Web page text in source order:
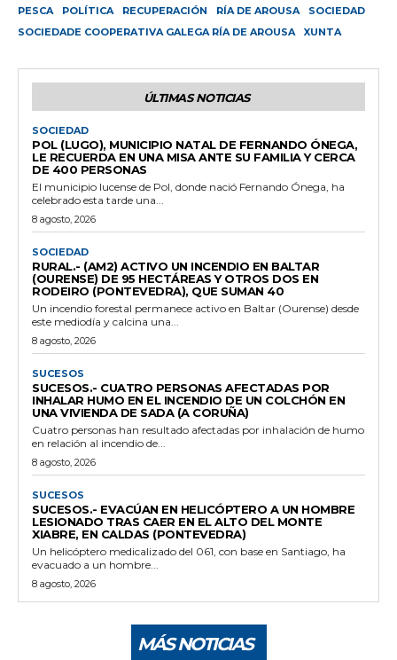
PESCA POLÍTICA RECUPERACIÓN RÍA DE AROUSA
SOCIEDAD
SOCIEDADE COOPERATIVA GALEGA RÍA DE AROUSA
XUNTA
ÚLTIMAS NOTICIAS
SOCIEDAD
POL (LUGO), MUNICIPIO NATAL DE FERNANDO ÓNEGA,
LE RECUERDA EN UNA MISA ANTE SU FAMILIA Y CERCA
DE 400 PERSONAS
El municipio lucense de Pol, donde nació Fernando Ónega, ha
celebrado esta tarde una...
8 agosto, 2026
SOCIEDAD
RURAL.- (AM2) ACTIVO UN INCENDIO EN BALTAR
(OURENSE) DE 95 HECTÁREAS Y OTROS DOS EN
RODEIRO (PONTEVEDRA), QUE SUMAN 40
Un incendio forestal permanece activo en Baltar (Ourense) desde
este mediodía y calcina una...
8 agosto, 2026
SUCESOS
SUCESOS.- CUATRO PERSONAS AFECTADAS POR
INHALAR HUMO EN EL INCENDIO DE UN COLCHÓN EN
UNA VIVIENDA DE SADA (A CORUÑA)
Cuatro personas han resultado afectadas por inhalación de humo
en relación al incendio de...
8 agosto, 2026
SUCESOS
SUCESOS.- EVACÚAN EN HELICÓPTERO A UN HOMBRE
LESIONADO TRAS CAER EN EL ALTO DEL MONTE
XIABRE, EN CALDAS (PONTEVEDRA)
Un helicóptero medicalizado del 061, con base en Santiago, ha
evacuado a un hombre...
8 agosto, 2026
MÁS NOTICIAS